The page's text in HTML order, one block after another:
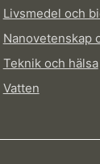
Livsmedel och
Nanovetenskap
Teknik och hälsa
Vatten